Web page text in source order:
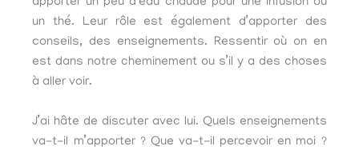
apporter un peu d’eau chaude pour une infusion ou
un thé. Leur rôle est également d’apporter des
conseils, des enseignements. Ressentir où on en
est dans notre cheminement ou s’il y a des choses
à aller voir.
J’ai hâte de discuter avec lui. Quels enseignements
va-t-il m’apporter ? Que va-t-il percevoir en moi ?